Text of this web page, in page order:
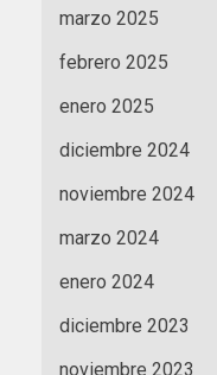
marzo 2025
febrero 2025
enero 2025
diciembre 2024
noviembre 2024
marzo 2024
enero 2024
diciembre 2023
noviembre 2023